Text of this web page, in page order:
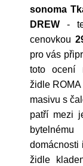
sonoma
DREW -
cenovkou
pro vás
toto ocení
židle
masivu s
patří mezi
domácnosti
židle